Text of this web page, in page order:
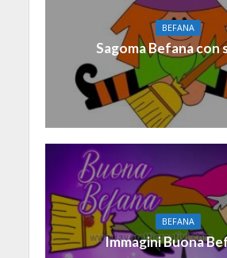
BEFANA
Sagoma Befana con
BEFANA
Immagini Buona